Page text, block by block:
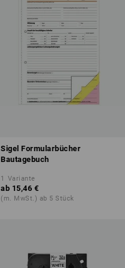
Sigel Formularbücher
Bautagebuch
1 Variante
ab 15,46 €
(m. MwSt.) ab 5 Stück